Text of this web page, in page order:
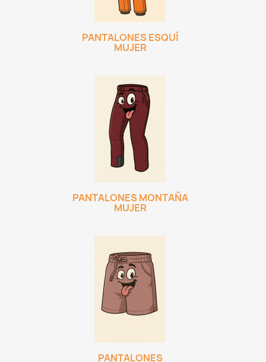
PANTALONES ESQUÍ
MUJER
PANTALONES MONTAÑA
MUJER
PANTALONES